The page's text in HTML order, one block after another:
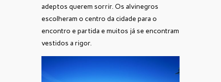
adeptos querem sorrir. Os alvinegros
escolheram o centro da cidade para o
encontro e partida e muitos já se encontram
vestidos a rigor.